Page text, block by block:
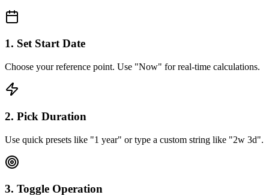
1. Set Start Date
Choose your reference point. Use "Now" for real-time calculations.
2. Pick Duration
Use quick presets like "1 year" or type a custom string like "2w 3d".
3. Toggle Operation